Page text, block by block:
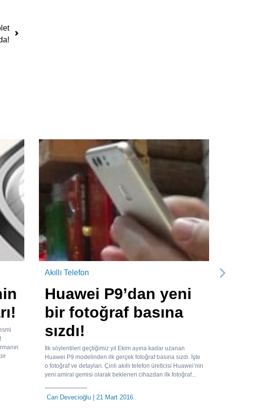
Akıllı Telefon
Huawei P9’dan yeni
bir fotoğraf basına
sızdı!
İlk söylentileri geçtiğimiz yıl Ekim ayına kadar uzanan
Huawei P9 modelinden ilk gerçek fotoğraf basına sızdı. İşte
o fotoğraf ve detayları. Çinli akıllı telefon üreticisi Huawei’nin
yeni amiral gemisi olarak beklenen cihazdan ilk fotoğraf...
Can Devecioğlu| 21 Mart 2016
Sonraki